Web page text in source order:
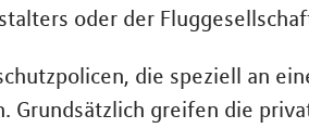
oder der
die speziell an
Grundsätzlich greifen die